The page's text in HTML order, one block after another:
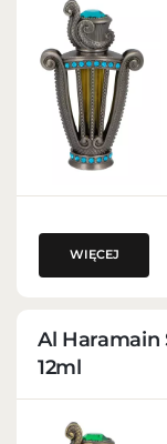
WIĘCEJ
Al Haramain
12ml